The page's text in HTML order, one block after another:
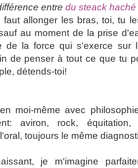
entre du steack
allonger les bras, toi, tu
au moment de la prise
de la force qui s'exerce sur
de penser à tout ce que tu
détends-toi!
moi-même avec
aviron, rock,
toujours le même
je m'imagine